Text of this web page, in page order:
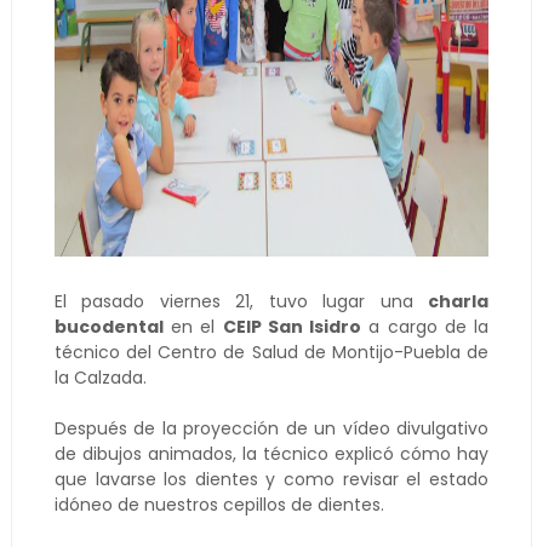
El pasado viernes 21, tuvo lugar una charla
bucodentalen el CEIP San Isidro a cargo de la
técnico del Centro de Salud de Montijo-Puebla de
la Calzada.
Después de la proyección de un vídeo divulgativo
de dibujos animados, la técnico explicó cómo hay
que lavarse los dientes y como revisar el estado
idóneo de nuestros cepillos de dientes.